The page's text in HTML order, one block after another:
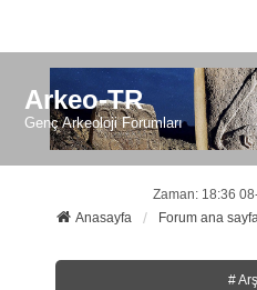
Arkeo-TR
Genç Arkeoloji Forumları
Zaman: 18:36
Anasayfa
Forum ana
#